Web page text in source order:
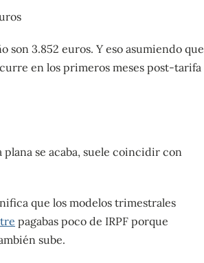
son 3.852 euros. Y eso asumiendo que
en los primeros meses post-tarifa
se acaba, suele coincidir con
que los modelos trimestrales
pagabas poco de IRPF porque
sube.